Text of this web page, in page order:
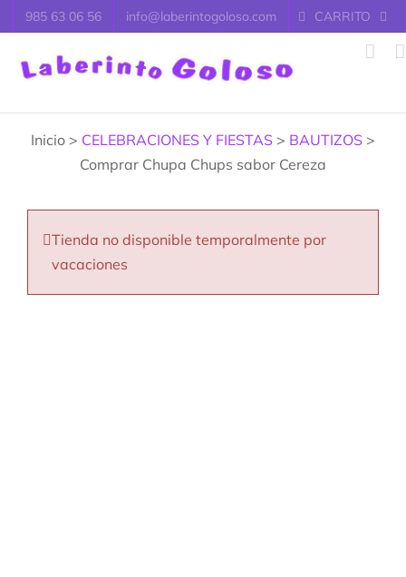
Saltar
al
contenido
985 63 06 56 info@laberintogoloso.com CARRITO
Inicio > CELEBRACIONES Y FIESTAS > BAUTIZOS >
Comprar Chupa Chups sabor Cereza
Tienda no disponible temporalmente por
vacaciones